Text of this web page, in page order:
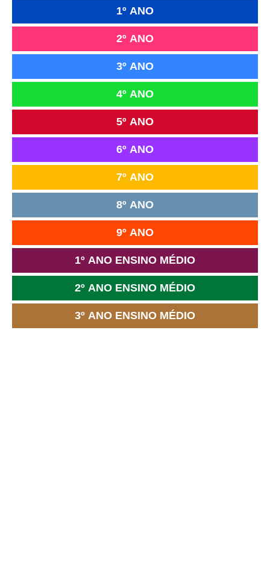
1º ANO
2º ANO
3º ANO
4º ANO
5º ANO
6º ANO
7º ANO
8º ANO
9º ANO
1º ANO ENSINO MÉDIO
2º ANO ENSINO MÉDIO
3º ANO ENSINO MÉDIO